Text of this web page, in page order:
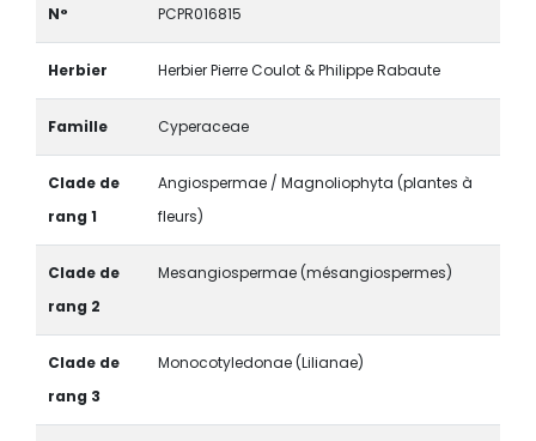
N° PCPR016815
Herbier Herbier Pierre Coulot & Philippe Rabaute
Famille Cyperaceae
Clade de
rang 1
Angiospermae / Magnoliophyta (plantes à
fleurs)
Clade de
rang 2
Mesangiospermae (mésangiospermes)
Clade de
rang 3
Monocotyledonae (Lilianae)